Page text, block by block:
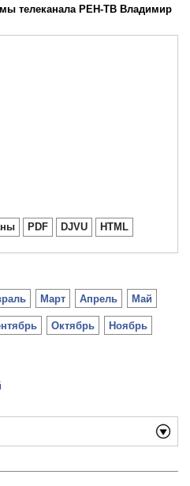
телеканала РЕН-ТВ Владимир
PDF DJVU HTML
Март Апрель Май
Октябрь Ноябрь